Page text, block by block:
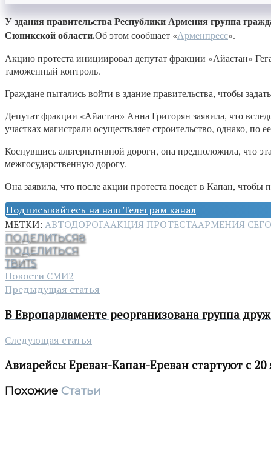
У здания правительства Республики Армения группа
Сюникской области.Об этом сообщает «Арменпресс».
Акцию протеста инициировал депутат фракции «Айастан»
таможенный контроль.
Граждане пытались войти в здание правительства, чтобы
Депутат фракции «Айастан» Анна Григорян заявила, что
участках магистрали осуществляет строительство, однако, по
Коснувшись альтернативной дороги, она предположила, что
межгосударственную дорогу.
Она заявила, что после акции протеста поедет в Капан,
Подписывайтесь на наш Телеграм канал
МЕТКИ: АВТОДОРОГААКЦИЯ ПРОТЕСТААРМЕНИЯ
ПОДЕЛИТЬСЯ8
ПОДЕЛИТЬСЯ
ТВИТ5
Новости СМИ2
Предыдущая статья
В Европарламенте реорганизована группа
Следующая статья
Авиарейсы Ереван-Капан-Ереван стартуют с 20
Похожие Статьи